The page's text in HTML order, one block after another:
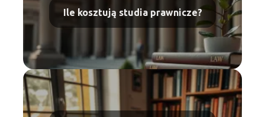
Ile kosztują studia prawnicze?